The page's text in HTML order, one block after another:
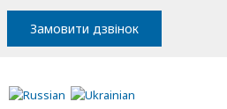
Замовити дзвінок